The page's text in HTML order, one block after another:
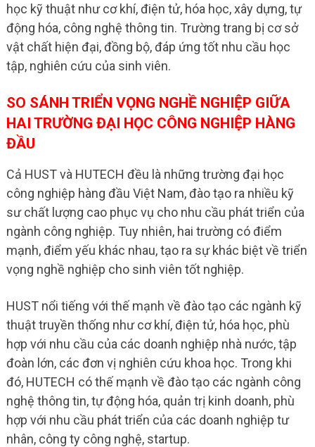
học kỹ thuật như cơ khí, điện tử, hóa học, xây dựng, tự
động hóa, công nghệ thông tin. Trường trang bị cơ sở
vật chất hiện đại, đồng bộ, đáp ứng tốt nhu cầu học
tập, nghiên cứu của sinh viên.
SO SÁNH TRIỂN VỌNG NGHỀ NGHIỆP GIỮA
HAI TRƯỜNG ĐẠI HỌC CÔNG NGHIỆP HÀNG
ĐẦU
Cả HUST và HUTECH đều là những trường đại học
công nghiệp hàng đầu Việt Nam, đào tạo ra nhiều kỹ
sư chất lượng cao phục vụ cho nhu cầu phát triển của
ngành công nghiệp. Tuy nhiên, hai trường có điểm
mạnh, điểm yếu khác nhau, tạo ra sự khác biệt về triển
vọng nghề nghiệp cho sinh viên tốt nghiệp.
HUST nổi tiếng với thế mạnh về đào tạo các ngành kỹ
thuật truyền thống như cơ khí, điện tử, hóa học, phù
hợp với nhu cầu của các doanh nghiệp nhà nước, tập
đoàn lớn, các đơn vị nghiên cứu khoa học. Trong khi
đó, HUTECH có thế mạnh về đào tạo các ngành công
nghệ thông tin, tự động hóa, quản trị kinh doanh, phù
hợp với nhu cầu phát triển của các doanh nghiệp tư
nhân, công ty công nghệ, startup.